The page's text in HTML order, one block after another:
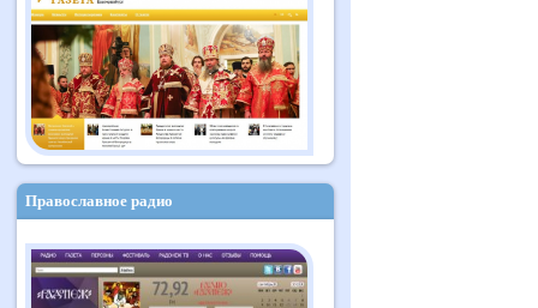
Православное радио